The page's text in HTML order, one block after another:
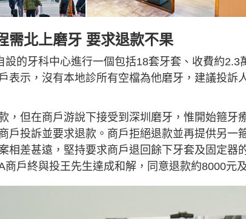
需北上磨牙 要求退款不果
設的牙科中心進行一個包括18套牙套、收費約2.3
表示，沒有本地診所有空檔為他磨牙，建議投訴
，但在商戶游說下接受到深圳磨牙，惟開始箍牙
戶投訴並要求退款。商戶拒絕退款並再提供另一
相差甚遠，堅持要求商戶退回餘下牙套及固定器
商戶終與投王先生達成和解，同意退款約8000元